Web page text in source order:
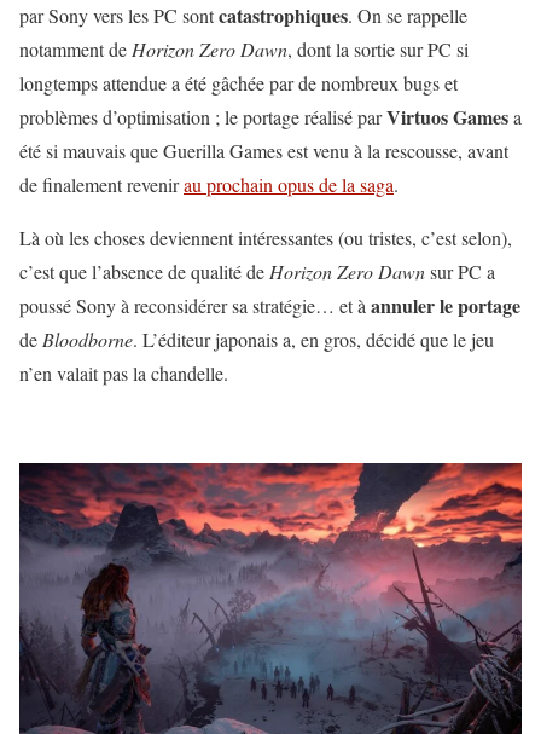
par Sony vers les PC sontcatastrophiques. On se rappelle
notamment de Horizon Zero Dawn, dont la sortie sur PC si
longtemps attendue a été gâchée par de nombreux bugs et
problèmes d’optimisation ; le portage réalisé parVirtuos Gamesa
été si mauvais que Guerilla Games est venu à la rescousse, avant
de finalement revenirau prochain opus de la saga.
Là où les choses deviennent intéressantes (ou tristes, c’est selon),
c’est que l’absence de qualité de Horizon Zero Dawnsur PC a
poussé Sony à reconsidérer sa stratégie… et à annuler le portage
de Bloodborne. L’éditeur japonais a, en gros, décidé que le jeu
n’en valait pas la chandelle.